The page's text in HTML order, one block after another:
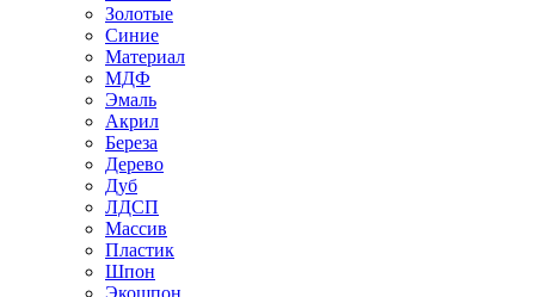
Золотые
Синие
Материал
МДФ
Эмаль
Акрил
Береза
Дерево
Дуб
ЛДСП
Массив
Пластик
Шпон
Экошпон